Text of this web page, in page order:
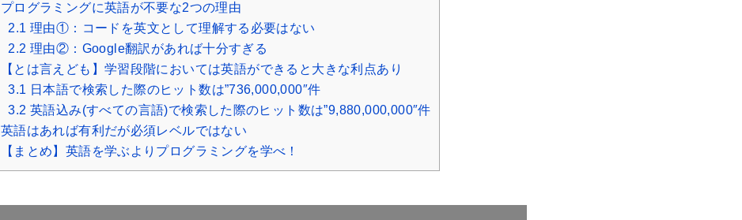
プログラミングに英語が不要な2つの理由
2.1 理由①：コードを英文として理解する必要はない
2.2 理由②：Google翻訳があれば十分すぎる
【とは言えども】学習段階においては英語ができると大きな利点あり
3.1 日本語で検索した際のヒット数は”736,000,000″件
3.2 英語込み(すべての言語)で検索した際のヒット数は”9,880,000,000″件
英語はあれば有利だが必須レベルではない
【まとめ】英語を学ぶよりプログラミングを学べ！